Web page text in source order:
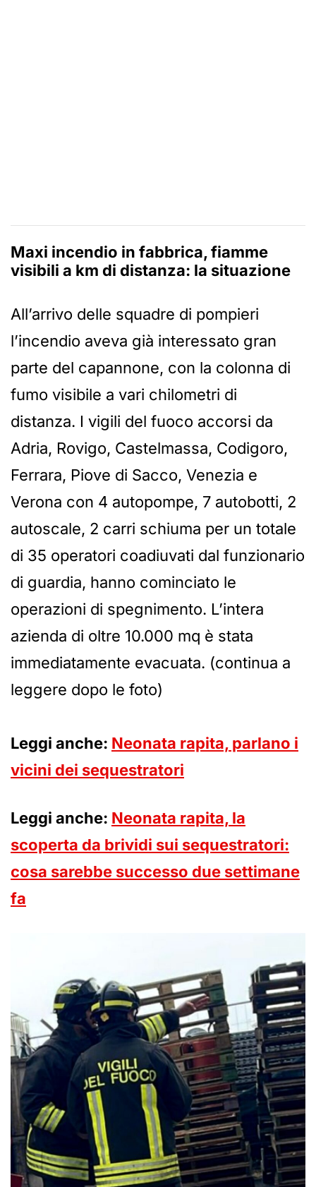
Maxi incendio in fabbrica, fiamme
visibili a km di distanza: la situazione
All’arrivo delle squadre di pompieri
l’incendio aveva già interessato gran
parte del capannone, con la colonna di
fumo visibile a vari chilometri di
distanza. I vigili del fuoco accorsi da
Adria, Rovigo, Castelmassa, Codigoro,
Ferrara, Piove di Sacco, Venezia e
Verona con 4 autopompe, 7 autobotti, 2
autoscale, 2 carri schiuma per un totale
di 35 operatori coadiuvati dal funzionario
di guardia, hanno cominciato le
operazioni di spegnimento. L’intera
azienda di oltre 10.000 mq è stata
immediatamente evacuata. (continua a
leggere dopo le foto)
Leggi anche: Neonata rapita, parlano i
vicini dei sequestratori
Leggi anche: Neonata rapita, la
scoperta da brividi sui sequestratori:
cosa sarebbe successo due settimane
fa